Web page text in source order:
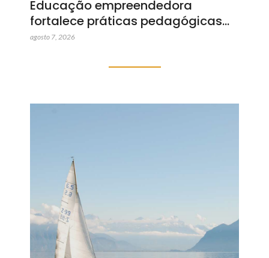
Educação empreendedora
fortalece práticas pedagógicas…
agosto 7, 2026